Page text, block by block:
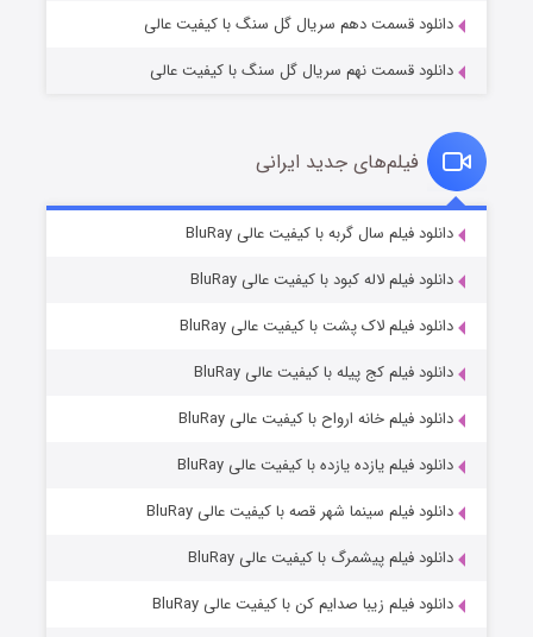
قسمت۶ (زیرنویس) منتشر شد
دانلود قسمت دهم سریال گل سنگ با کیفیت عالی
دانلود قسمت نهم سریال گل سنگ با کیفیت عالی
فیلم‌های جدید ایرانی
دانلود فیلم سال گربه با کیفیت عالی BluRay
دانلود فیلم لاله کبود با کیفیت عالی BluRay
دانلود فیلم لاک پشت با کیفیت عالی BluRay
دانلود فیلم کج‌ پیله با کیفیت عالی BluRay
دانلود فیلم خانه ارواح با کیفیت عالی BluRay
دانلود فیلم یازده یازده با کیفیت عالی BluRay
دانلود فیلم سینما شهر قصه با کیفیت عالی BluRay
دانلود فیلم پیشمرگ با کیفیت عالی BluRay
دانلود فیلم زیبا صدایم کن با کیفیت عالی BluRay